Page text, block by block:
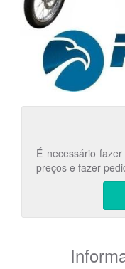
É necessário
preços e fazer